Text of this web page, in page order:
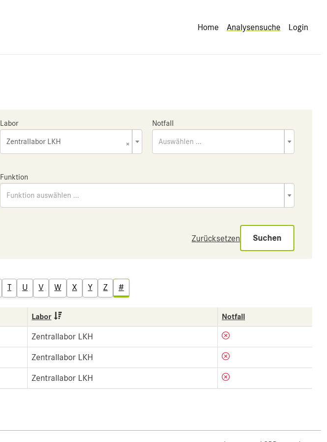
Home Analysensuche Login
Labor
×
Zentrallabor LKH
Notfall
Auswählen ...
Funktion
Funktion auswählen ...
Zurücksetzen Suchen
T U V W X Y Z #
Labor Notfall
Zentrallabor LKH
Zentrallabor LKH
Zentrallabor LKH